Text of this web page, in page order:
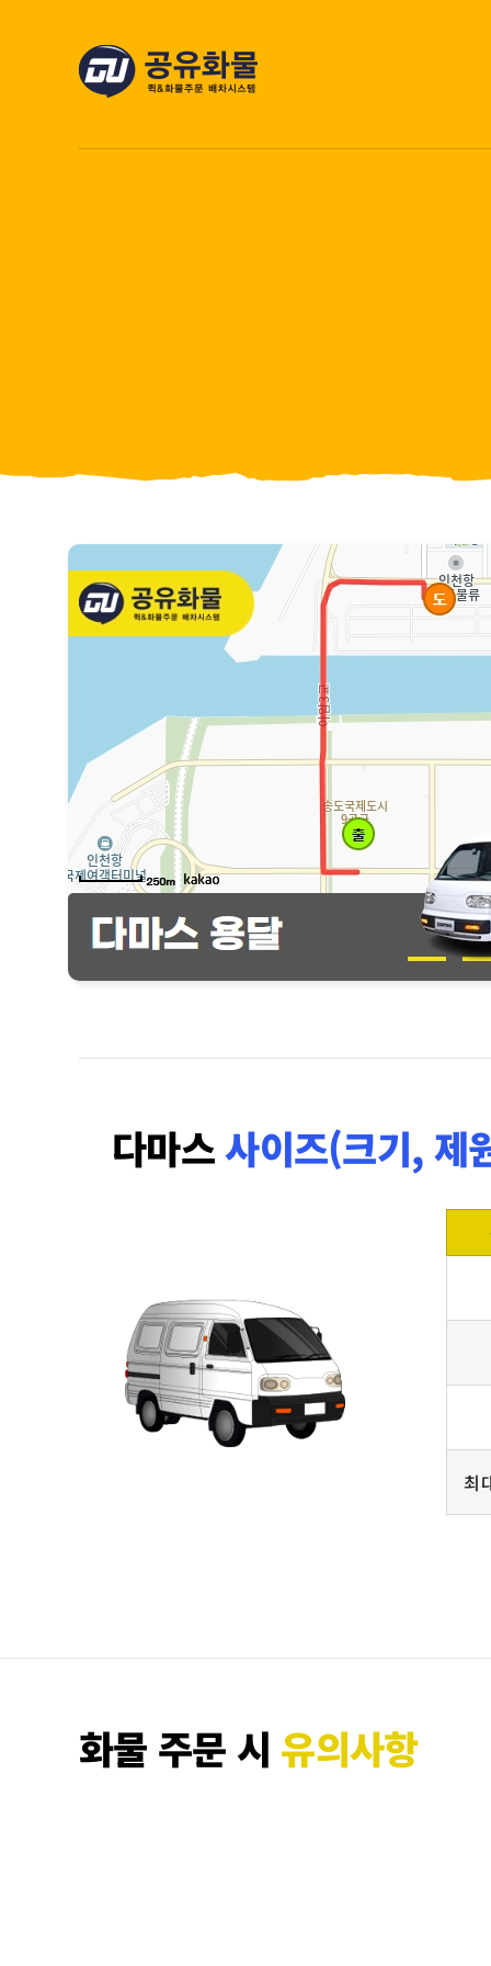
다마스사이즈(크기, 제
최
화물 주문 시 유의사항